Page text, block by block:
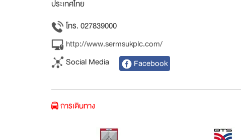
ประเทศไทย
โทร. 027839000
http://www.sermsukplc.com/
Social Media
Facebook
การเดินทาง